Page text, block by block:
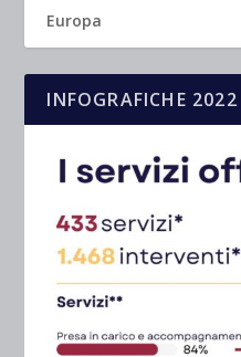
Europa
INFOGRAFICHE 2022